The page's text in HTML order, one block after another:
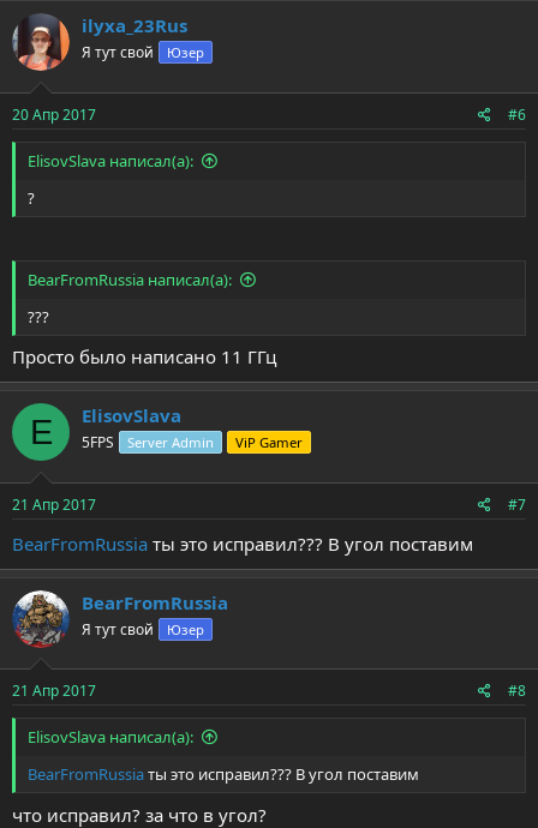
ilyxa_23Rus
Я тут свой Юзер
20 Апр 2017 #6
ElisovSlava написал(а):
?
BearFromRussia написал(а):
???
Просто было написано 11 ГГц
E ElisovSlava
5FPS Server Admin ViP Gamer
21 Апр 2017 #7
BearFromRussia ты это исправил??? В угол поставим
BearFromRussia
Я тут свой Юзер
21 Апр 2017 #8
ElisovSlava написал(а):
BearFromRussiaты это исправил??? В угол поставим
что исправил? за что в угол?